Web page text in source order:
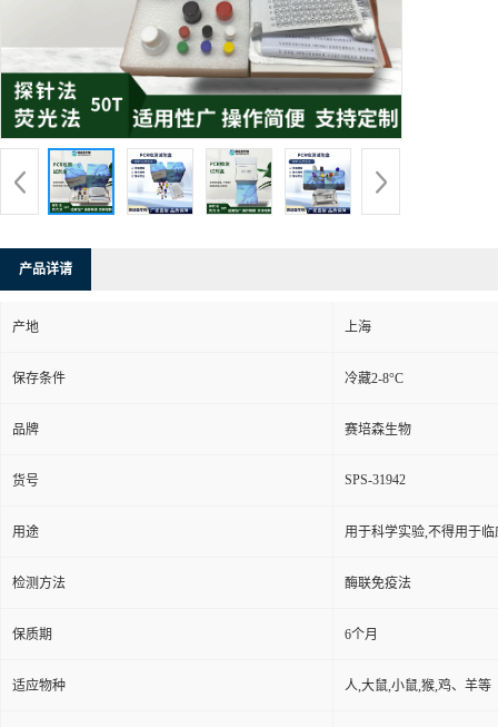
产品详请
产地 上海
保存条件 冷藏2-8°C
品牌 赛培森生物
货号 SPS-31942
用途 用于科学实验,不得用于临
检测方法 酶联免疫法
保质期 6个月
适应物种 人,大鼠,小鼠,猴,鸡、羊等